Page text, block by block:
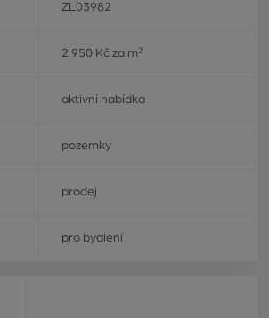
ZL03982
2 950 Kč za m²
aktivní nabídka
pozemky
prodej
pro bydlení